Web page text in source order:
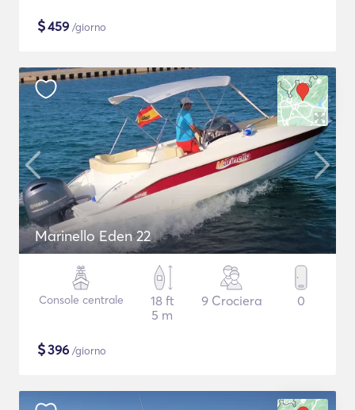
$459 /giorno
Marinello Eden 22
Console centrale
18 ft
5 m
9 Crociera 0
$396 /giorno